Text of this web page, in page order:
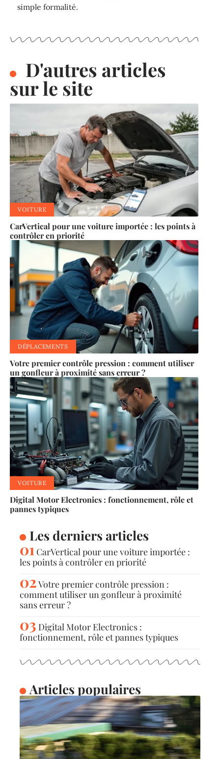
simple formalité.
D'autres articles
sur le site
VOITURE
CarVertical pour une voiture importée : les points à
contrôler en priorité
DÉPLACEMENTS
Votre premier contrôle pression : comment utiliser
un gonfleur à proximité sans erreur ?
VOITURE
Digital Motor Electronics : fonctionnement, rôle et
pannes typiques
Les derniers articles
CarVertical pour une voiture importée :
les points à contrôler en priorité
Votre premier contrôle pression :
comment utiliser un gonfleur à proximité
sans erreur ?
Digital Motor Electronics :
fonctionnement, rôle et pannes typiques
Articles populaires